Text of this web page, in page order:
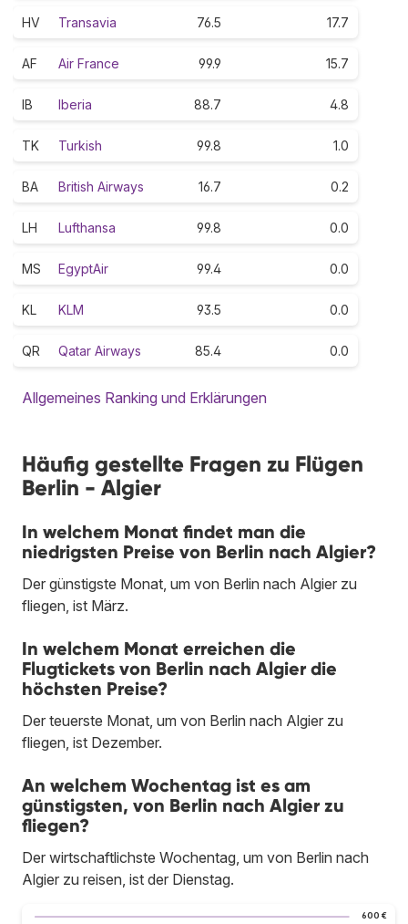
HV Transavia 76.5 17.7
AF Air France 99.9 15.7
IB Iberia 88.7 4.8
TK Turkish 99.8 1.0
BA British Airways 16.7 0.2
LH Lufthansa 99.8 0.0
MS EgyptAir 99.4 0.0
KL KLM 93.5 0.0
QR Qatar Airways 85.4 0.0
Allgemeines Ranking und Erklärungen
Häufig gestellte Fragen zu Flügen
Berlin - Algier
In welchem Monat findet man die
niedrigsten Preise von Berlin nach Algier?
Der günstigste Monat, um von Berlin nach Algier zu
fliegen, ist März.
In welchem Monat erreichen die
Flugtickets von Berlin nach Algier die
höchsten Preise?
Der teuerste Monat, um von Berlin nach Algier zu
fliegen, ist Dezember.
An welchem Wochentag ist es am
günstigsten, von Berlin nach Algier zu
fliegen?
Der wirtschaftlichste Wochentag, um von Berlin nach
Algier zu reisen, ist der Dienstag.
600 €